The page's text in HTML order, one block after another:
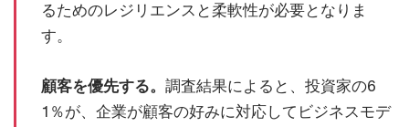
るためのレジリエンスと柔軟性が必要となりま
す。
顧客を優先する。 調査結果によると、投資家の6
1％が、企業が顧客の好みに対応してビジネスモデ